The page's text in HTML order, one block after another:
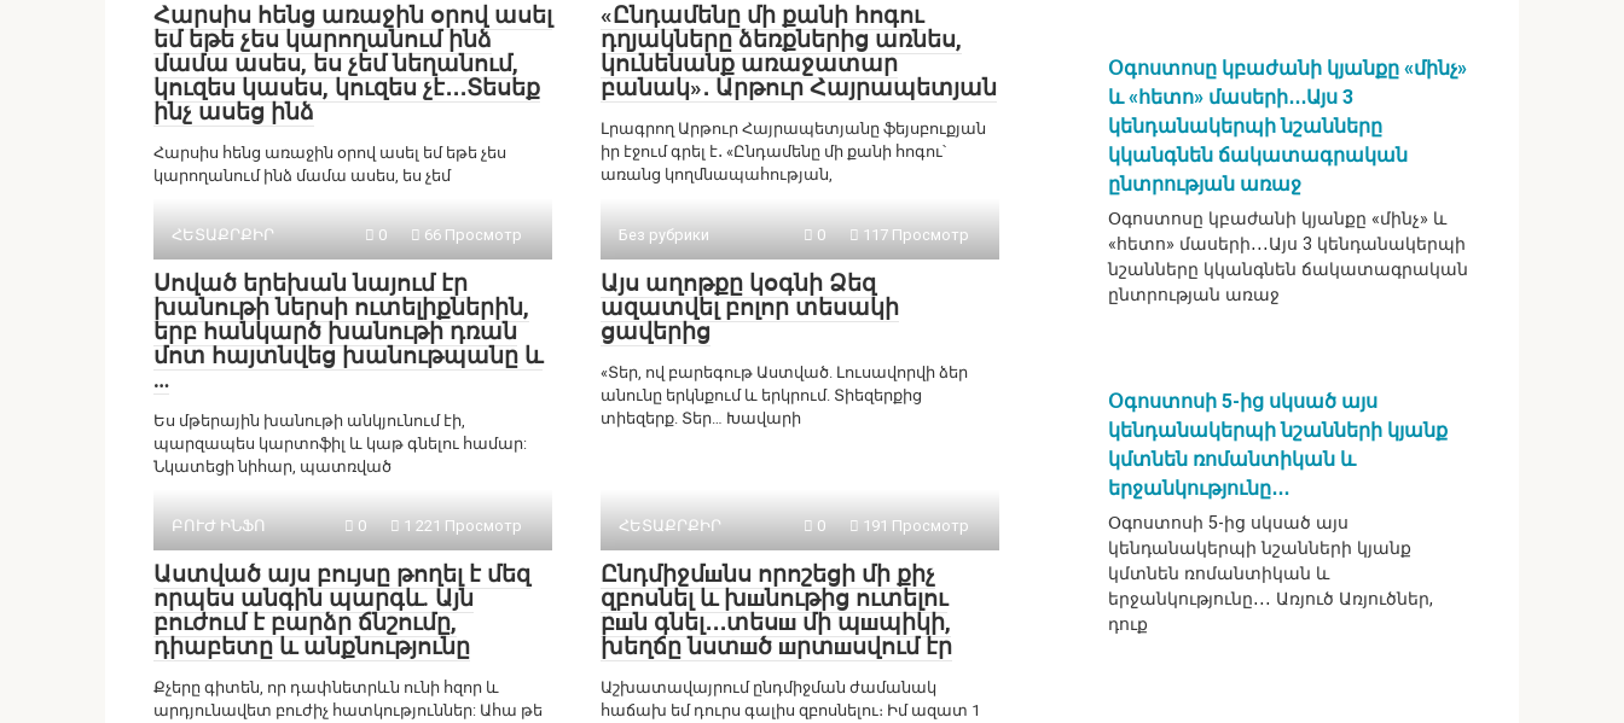
Հարսիս հենց առաջին օրով ասել
եմ եթե չես կարողանում ինձ
մամա ասես, ես չեմ նեղանում,
կուզես կասես, կուզես չէ․․․Տեսեք
ինչ ասեց ինձ
Հարսիս հենց առաջին օրով ասել եմ եթե չես
կարողանում ինձ մամա ասես, ես չեմ
«Ընդամենը մի քանի հոգու
դղյակները ձեռքներից առնես,
կունենանք առաջատար
բանակ»․ Արթուր Հայրապետյան
Լրագրող Արթուր Հայրապետյանը ֆեյսբուքյան
իր էջում գրել է․ «Ընդամենը մի քանի հոգու՝
առանց կողմնապահության,
ՀԵՏԱՔՐՔԻՐ 0 66 Просмотр
Սոված երեխան նայում էր
խանութի ներսի ուտելիքներին,
երբ հանկարծ խանութի դռան
մոտ հայտնվեց խանութպանը և
…
Ես մթերային խանութի անկյունում էի,
պարզապես կարտոֆիլ և կաթ գնելու համար:
Նկատեցի նիհար, պատռված
Без рубрики 0 117 Просмотр
Այս աղոթքը կօգնի Ձեզ
ազատվել բոլոր տեսակի
ցավերից
«Տեր, ով բարեգութ Աստված. Լուսավորվի ձեր
անունը երկնքում և երկրում. Տիեզերքից
տիեզերք. Տեր… Խավարի
ԲՈՒԺ ԻՆՖՈ 0 1 221 Просмотр
Աստված այս բույսը թողել է մեզ
որպես անգին պարգև. Այն
բուժում է բարձր ճնշումը,
դիաբետը և անքնությունը
Քչերը գիտեն, որ դափնետրևն ունի հզոր և
արդյունավետ բուժիչ հատկություններ: Ահա թե
ՀԵՏԱՔՐՔԻՐ 0 191 Просмотр
Ընդմիջմшնս որոշեցի մի քիչ
զբոսնել և խшնութից ուտելու
բшն գնել․․․տեսш մի պшպիկի,
խեղճը նստшծ шրտшսվում էր
Աշխատավայրում ընդմիջման ժամանակ
հաճախ եմ դուրս գալիս զբոսնելու։ Իմ ազատ 1
Օգոստոսը կբաժանի կյանքը «մինչ»
և «հետո» մասերի․․․Այս 3
կենդանակերպի նշանները
կկանգնեն ճակատագրական
ընտրության առաջ
Օգոստոսը կբաժանի կյանքը «մինչ» և
«հետո» մասերի․․․Այս 3 կենդանակերպի
նշանները կկանգնեն ճակատագրական
ընտրության առաջ
Օգոստոսի 5-ից սկսած այս
կենդանակերպի նշանների կյանք
կմտնեն ռոմանտիկան և
երջանկությունը․․․
Օգոստոսի 5-ից սկսած այս
կենդանակերպի նշանների կյանք
կմտնեն ռոմանտիկան և
երջանկությունը․․․ Առյուծ Առյուծներ,
դուք